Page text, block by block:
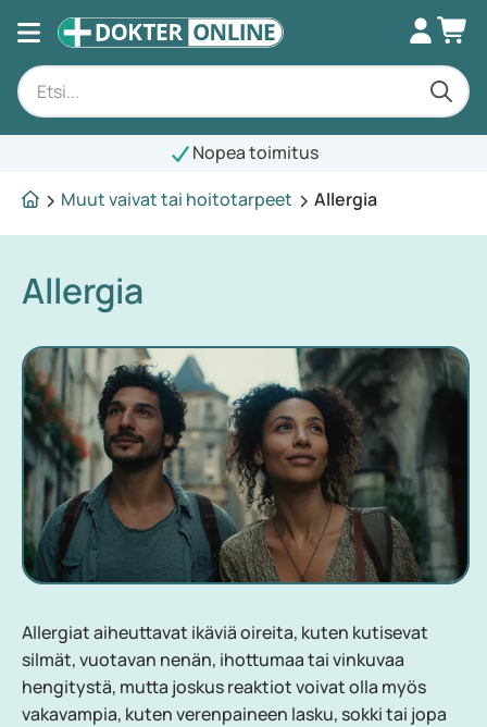
Nopea toimitus
Muut vaivat tai hoitotarpeet
Allergia
Allergia
Allergiat aiheuttavat ikäviä oireita, kuten kutisevat
silmät, vuotavan nenän, ihottumaa tai vinkuvaa
hengitystä, mutta joskus reaktiot voivat olla myös
vakavampia, kuten verenpaineen lasku, sokki tai jopa